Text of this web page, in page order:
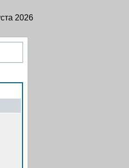
2026